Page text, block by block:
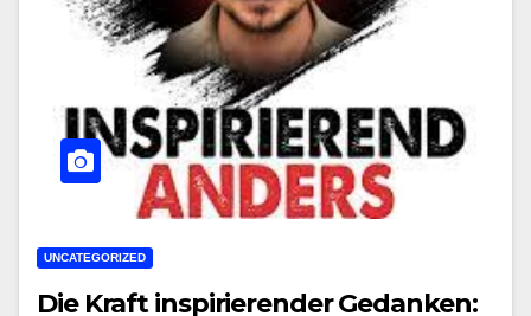
UNCATEGORIZED
Die Kraft inspirierender Gedanken: